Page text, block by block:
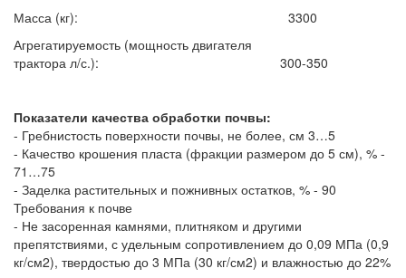
Масса (кг): 3300
Агрегатируемость (мощность двигателя
трактора л/с.): 300-350
Показатели качества обработки почвы:
- Гребнистость поверхности почвы, не более, см 3…5
- Качество крошения пласта (фракции размером до 5 см), % -
71…75
- Заделка растительных и пожнивных остатков, % - 90
Требования к почве
- Не засоренная камнями, плитняком и другими
препятствиями, с удельным сопротивлением до 0,09 МПа (0,9
кг/см2), твердостью до 3 МПа (30 кг/см2) и влажностью до 22%